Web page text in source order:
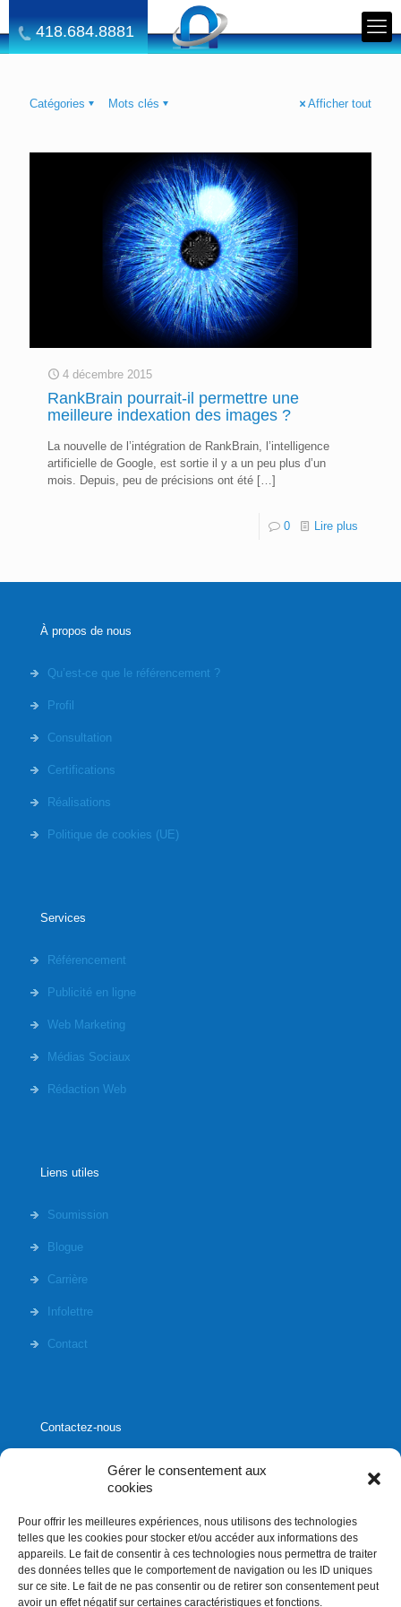
Gérer le consentement aux
cookies
Pour offrir les meilleures expériences, nous utilisons des technologies
telles que les cookies pour stocker et/ou accéder aux informations des
appareils. Le fait de consentir à ces technologies nous permettra de traiter
des données telles que le comportement de navigation ou les ID uniques
sur ce site. Le fait de ne pas consentir ou de retirer son consentement peut
avoir un effet négatif sur certaines caractéristiques et fonctions.
418.684.8881
Catégories Mots clés Afficher tout
4 décembre 2015
RankBrain pourrait-il permettre une
meilleure indexation des images ?
La nouvelle de l’intégration de RankBrain, l’intelligence
artificielle de Google, est sortie il y a un peu plus d’un
mois. Depuis, peu de précisions ont été […]
0 Lire plus
À propos de nous
Qu’est-ce que le référencement ?
Profil
Consultation
Certifications
Réalisations
Politique de cookies (UE)
Services
Référencement
Publicité en ligne
Web Marketing
Médias Sociaux
Rédaction Web
Liens utiles
Soumission
Blogue
Carrière
Infolettre
Contact
Contactez-nous
1020, rue Bouvier, suite 400,
Québec (Québec) G2K 0K9
info[]affluences.ca
418.684.8881